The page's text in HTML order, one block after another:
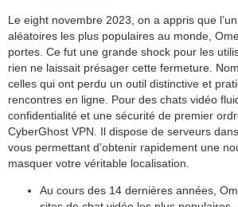
Le eight novembre 2023, on a appris que
aléatoires les plus populaires au monde,
portes. Ce fut une grande shock pour les
rien ne laissait présager cette fermeture.
celles qui ont perdu un outil distinctive et
rencontres en ligne. Pour des chats vidéo
confidentialité et une sécurité de premier
CyberGhost VPN. Il dispose de serveurs
vous permettant d’obtenir rapidement une
masquer votre véritable localisation.
Au cours des 14 dernières années,